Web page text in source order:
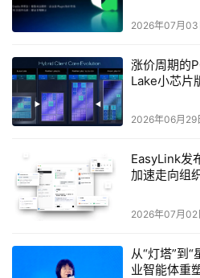
两种模式共享同一套 AI 自动
务扩张节奏灵活切换部署方式，
四、Testin 云测全球云真机落
购、机房运维、设备更新持续投
著降低；
2.效率层面：全球多区域真
化，大幅压缩多版本、多机型回
2026年07月03
涨价周期的
Lake小芯片
2026年06月
EasyLink发
加速走向组
2026年07月
从“灯塔”到
业智能体重